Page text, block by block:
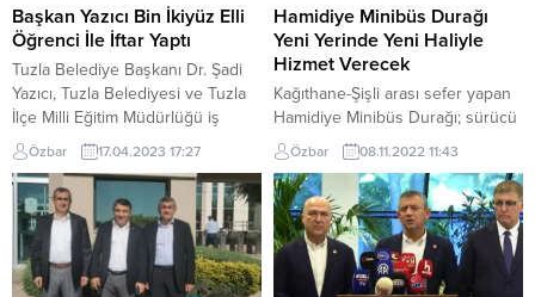
sayesinde özgürleştiğini
kaydetti.Kartal Belediyesi’nin, Ulu
Önder Mustafa Kemal Atatürk’ü
anma etkinlikleri...
Müdürlüğü, Rahim Ağzı Kanseri
farkındalık ayı dolayısıyla ‘Rahim
Ağzı...
Başkan Yazıcı Bin İkiyüz Elli
Öğrenci İle İftar Yaptı
Tuzla Belediye Başkanı Dr. Şadi
Yazıcı, Tuzla Belediyesi ve Tuzla
İlçe Milli Eğitim Müdürlüğü iş
birliğinde düzenlenen programlar
kapsamında Ramazan ayı
boyunca her akşam en az bir
okula giderek öğrenciler,
öğretmeneler ve veliler ile birlikte
iftar yapıyor. Bu kapsamda
Başkan Yazıcı, Tuzla Mesleki ve
Özbar 17.04.2023 17:27
Hamidiye Minibüs Durağı
Yeni Yerinde Yeni Haliyle
Hizmet Verecek
Kağıthane-Şişli arası sefer yapan
Hamidiye Minibüs Durağı; sürücü
ve yolcuların konforlu ulaşımı için
yeni yerinde Kâğıthane
Belediyesi tarafından sıfırdan inşa
edildi. Kâğıthane’de bulunan
Hamidiye Minibüs Durağı eskiden
farklı bir noktadan hizmet
veriyordu. İhtiyaçların
Özbar 08.11.2022 11:43